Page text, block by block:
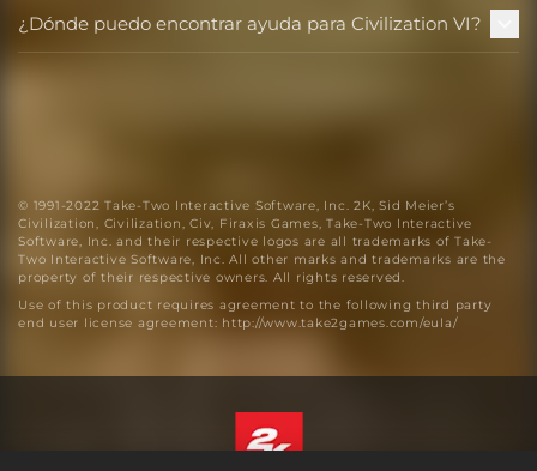
¿Dónde puedo encontrar ayuda para Civilization VI?
© 1991-2022 Take-Two Interactive Software, Inc. 2K, Sid Meier’s
Civilization, Civilization, Civ, Firaxis Games, Take-Two Interactive
Software, Inc. and their respective logos are all trademarks of Take-
Two Interactive Software, Inc. All other marks and trademarks are the
property of their respective owners. All rights reserved.
Use of this product requires agreement to the following third party
end user license agreement: http://www.take2games.com/eula/